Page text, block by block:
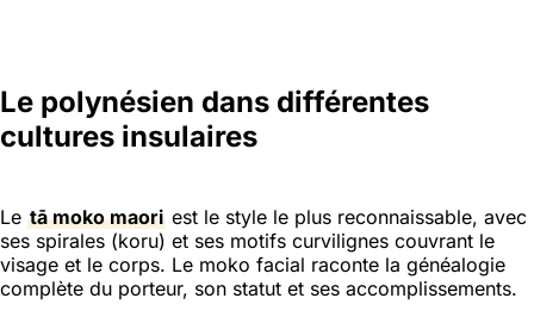
Le polynésien dans différentes
cultures insulaires
Le tā moko maori est le style le plus reconnaissable, avec
ses spirales (koru) et ses motifs curvilignes couvrant le
visage et le corps. Le moko facial raconte la généalogie
complète du porteur, son statut et ses accomplissements.